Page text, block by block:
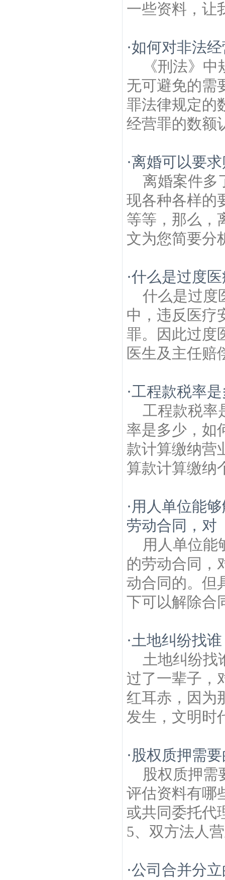
一些资料，让
·如何对非法
《刑法》
无可避免的需
罪法律规定的
经营罪的数额
·离婚可以要
离婚案件多
现各种各样的
等等，那么，
文为您简要分
·什么是过度
什么是过度
中，违反医疗
罪。因此过度
医生及主任赔
·工程款税率
工程款税率
率是多少，如
款计算缴纳营
算款计算缴纳
·用人单位能
劳动合同，对
用人单位能
的劳动合同，
动合同的。但
下可以解除合
·土地纠纷找
土地纠纷找
过了一辈子，
红耳赤，因为
发生，文明时
·股权质押需
股权质押需
评估资料有哪
或共同委托代
5、双方法人
·公司合并分